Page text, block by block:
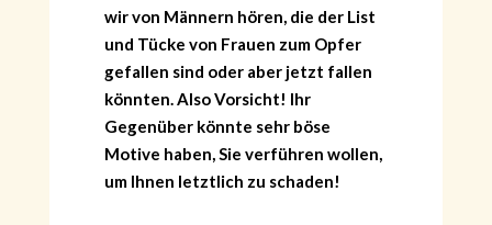
wir von Männern hören, die der List
und Tücke von Frauen zum Opfer
gefallen sind oder aber jetzt fallen
könnten. Also Vorsicht! Ihr
Gegenüber könnte sehr böse
Motive haben, Sie verführen wollen,
um Ihnen letztlich zu schaden!